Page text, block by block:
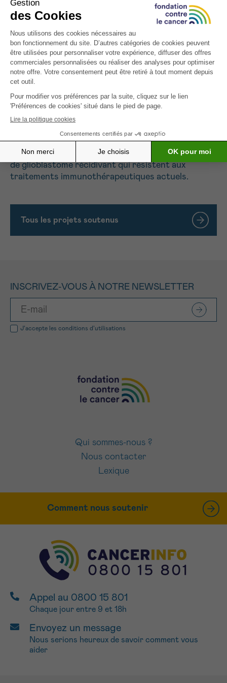
pour le développement d’une forme plus complexe
d’immunothérapie (thérapie par cellules CAR-T)
dans laquelle ces cellules T sont extraites du liquide
céphalorachidien des patients et ensuite
génétiquement modifiées (CAR) en laboratoire. En
outre, elles sont également modifiées sur le plan
métabolique de sorte qu’une fois réinjectées dans
le corps du patient et après l’administration d’un
médicament thérapeutique, elles sont activées de
manière optimale pour éliminer les cellules
cancéreuses. Le produit final de cellules CAR-T
optimisées sur le plan métabolique pourrait
constituer une solution pour les patients atteints
de glioblastome récidivant qui résistent aux
traitements immunothérapeutiques actuels.
Tous les projets soutenus
INSCRIVEZ-VOUS À NOTRE NEWSLETTER
J’accepte les conditions d’utilisations
Qui sommes-nous ?
Nous contacter
Lexique
Comment nous soutenir
Appel au 0800 15 801
Chaque jour entre 9 et 18h
Envoyez un message
Nous serions heureux de savoir comment vous
aider